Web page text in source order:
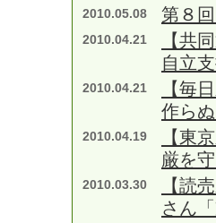
2010.05.08 第８
2010.04.21
【共
自立
2010.04.21
【毎
作ら
2010.04.19
【東
厳を
2010.03.30
【読
さん